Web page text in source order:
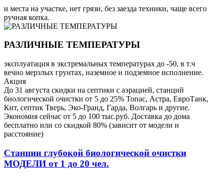
и места на участке, нет грязи, без заезда техники, чаще всего
ручная копка.
РАЗЛИЧНЫЕ ТЕМПЕРАТУРЫ
эксплуатация в экстремальных температурах до -50, в т.ч
вечно мерзлых грунтах, наземное и подземное исполнение.
Акция
До 31 августа скидки на септики с аэрацией, станций
биологической очистки от 5 до 25% Топас, Астра, ЕвроТанк,
Кит, септик Тверь, Эко-Гранд, Гарда, Волгарь и другие.
Экономия сейчас от 5 до 100 тыс.руб. Доставка до дома
бесплатно или со скидкой 80% (зависит от модели и
расстояние)
Станции глубокой биологической очистки
МОДЕЛИ от 1 до 20 чел.